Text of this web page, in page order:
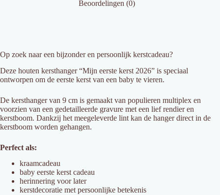
Beoordelingen (0)
Op zoek naar een bijzonder en persoonlijk kerstcadeau?
Deze houten kersthanger “Mijn eerste kerst 2026” is speciaal
ontworpen om de eerste kerst van een baby te vieren.
De kersthanger van 9 cm is gemaakt van populieren multiplex en
voorzien van een gedetailleerde gravure met een lief rendier en
kerstboom. Dankzij het meegeleverde lint kan de hanger direct in de
kerstboom worden gehangen.
Perfect als:
kraamcadeau
baby eerste kerst cadeau
herinnering voor later
kerstdecoratie met persoonlijke betekenis